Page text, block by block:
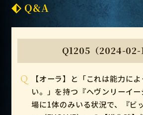
Q&A
Q1205（2024-02-
Q
【オーラ】と「これは能力に
い。」を持つ『ヘヴンリーイ
場に1体のみいる状況で、『ビ